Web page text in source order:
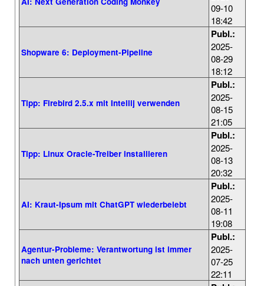
09-10
18:42
Shopware 6: Deployment-Pipeline
Publ.:
2025-
08-29
18:12
Tipp: Firebird 2.5.x mit Intellij verwenden
Publ.:
2025-
08-15
21:05
Tipp: Linux Oracle-Treiber installieren
Publ.:
2025-
08-13
20:32
AI: Kraut-Ipsum mit ChatGPT wiederbelebt
Publ.:
2025-
08-11
19:08
Agentur-Probleme: Verantwortung ist immer
nach unten gerichtet
Publ.:
2025-
07-25
22:11